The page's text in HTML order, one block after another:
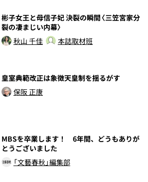
彬子女王と母信子妃 決裂の瞬間〈三笠宮家分
裂の凄まじい内幕〉
秋山 千佳
本誌取材班
皇室典範改正は象徴天皇制を揺るがす
保阪 正康
MBSを卒業します！ 6年間、どうもありが
とうございました
「文藝春秋」編集部